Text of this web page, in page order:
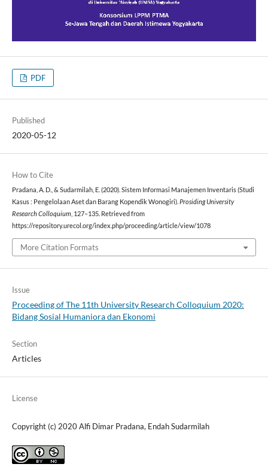
PDF
Published
2020-05-12
How to Cite
Pradana, A. D., & Sudarmilah, E. (2020). Sistem Informasi Manajemen Inventaris (Studi
Kasus : Pengelolaan Aset dan Barang Kopendik Wonogiri). Prosiding University
Research Colloquium , 127–135. Retrieved from
https://repository.urecol.org/index.php/proceeding/article/view/1078
More Citation Formats
Issue
Proceeding of The 11th University Research Colloquium 2020:
Bidang Sosial Humaniora dan Ekonomi
Section
Articles
License
Copyright (c) 2020 Alfi Dimar Pradana, Endah Sudarmilah